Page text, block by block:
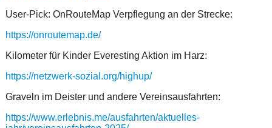
User-Pick: OnRouteMap Verpflegung an der Strecke:
https://onroutemap.de/
Kilometer für Kinder Everesting Aktion im Harz:
https://netzwerk-sozial.org/highup/
Graveln im Deister und andere Vereinsausfahrten:
https://www.erlebnis.me/ausfahrten/aktuelles-